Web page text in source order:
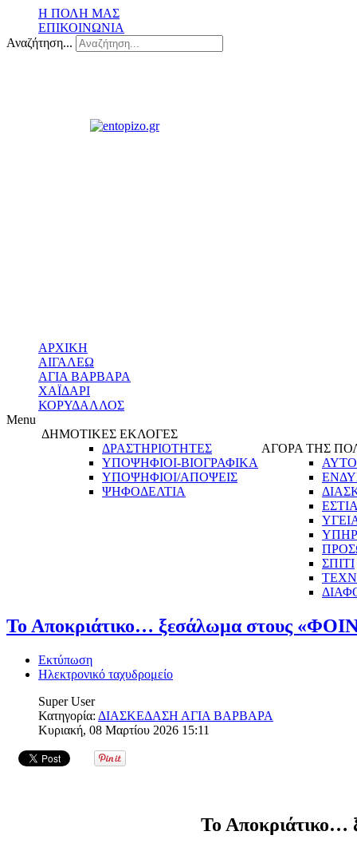
Η ΠΟΛΗ ΜΑΣ
ΕΠΙΚΟΙΝΩΝΙΑ
Αναζήτηση...
ΑΡΧΙΚΗ
ΑΙΓΑΛΕΩ
ΑΓΙΑ ΒΑΡΒΑΡΑ
ΧΑΪΔΑΡΙ
ΚΟΡΥΔΑΛΛΟΣ
Menu
ΔΗΜΟΤΙΚΕΣ ΕΚΛΟΓΕΣ
ΔΡΑΣΤΗΡΙΟΤΗΤΕΣ
ΥΠΟΨΗΦΙΟΙ-ΒΙΟΓΡΑΦΙΚΑ
ΥΠΟΨΗΦΙΟΙ/ΑΠΟΨΕΙΣ
ΨΗΦΟΔΕΛΤΙΑ
ΑΓΟΡΑ ΤΗΣ
ΣΠΙΤΙ
Το Αποκριάτικο… ξεσάλωμα στους
Εκτύπωση
Ηλεκτρονικό ταχυδρομείο
Super User
Κατηγορία: ΔΙΑΣΚΕΔΑΣΗ ΑΓΙΑ ΒΑΡΒΑΡΑ
Κυριακή, 08 Μαρτίου 2026 15:11
Το Αποκριάτικο…